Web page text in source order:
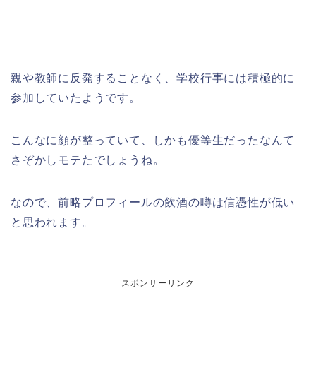
親や教師に反発することなく、学校行事には積極的に
参加していたようです。
こんなに顔が整っていて、しかも優等生だったなんて
さぞかしモテたでしょうね。
なので、前略プロフィールの飲酒の噂は信憑性が低い
と思われます。
スポンサーリンク